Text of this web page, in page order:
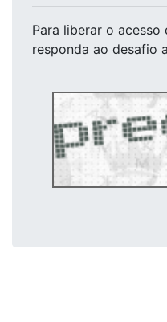
Para liberar o acesso
responda ao desafio